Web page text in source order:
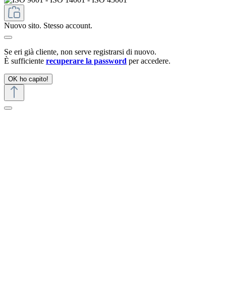
Nuovo sito. Stesso account.
Se eri già cliente, non serve registrarsi di nuovo.
È sufficiente recuperare la password per accedere.
OK ho capito!